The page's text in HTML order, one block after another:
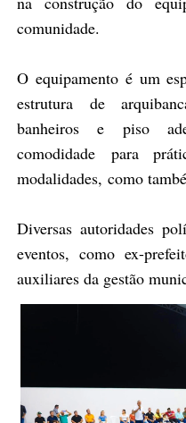
comunidade.
O equipamento é um
estrutura de
banheiros e piso
comodidade para
modalidades, como
Diversas autoridades
eventos, como ex-
auxiliares da gestão